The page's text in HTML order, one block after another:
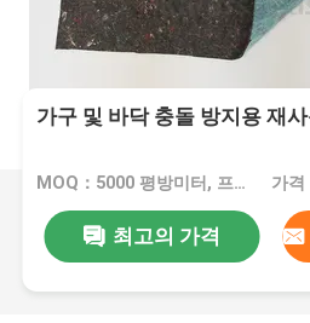
가구 및 바닥 충돌 방지용 재
MOQ：5000 평방미터, 프린팅과 10000 평방미터
최고의 가격